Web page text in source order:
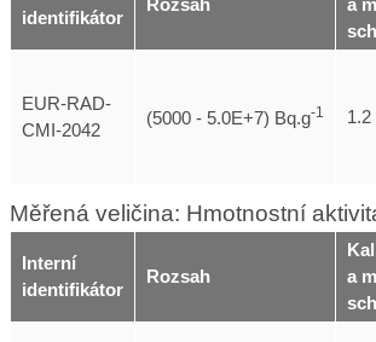
identifikátor
Rozsah
a
EUR-RAD-
CMI-2042
(5000 - 5.0E+7) Bq.g-1 1.2
Měřená veličina: Hmotnostní
Interní
identifikátor
Rozsah
a